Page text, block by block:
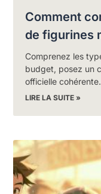
Comment
de figurines
Comprenez les
budget, posez un
officielle
LIRE LA SUITE »